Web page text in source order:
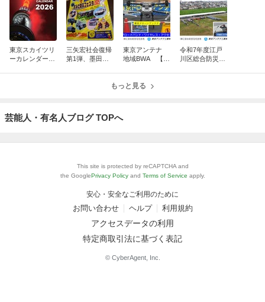
東京スカイツリ
ーカレンダー10
三矢宏社会復帰
第1弾、墨田区
東京アンテナ
地域BWA 【創
ド・ワイヤレ
令和7年度江戸
川区総合防災訓
もっと見る
芸能人・有名人ブログ TOPへ
This site is protected by reCAPTCHA and
the GooglePrivacy Policy and Terms of Service apply.
安心・安全なご利用のために
お問い合わせ ヘルプ 利用規約
アクセスデータの利用
特定商取引法に基づく表記
© CyberAgent, Inc.